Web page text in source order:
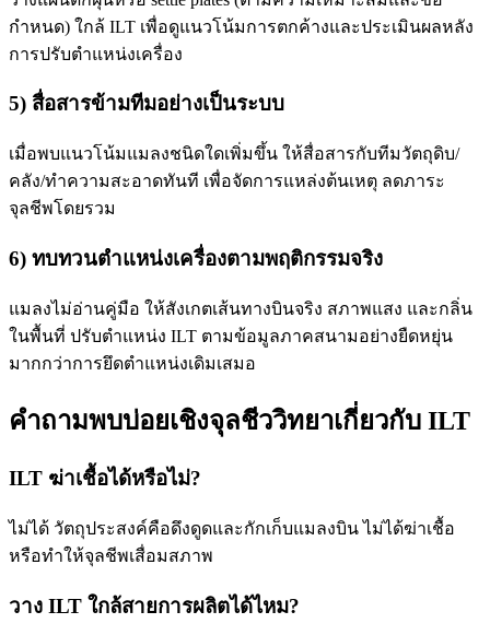
กำหนด) ใกล้ ILT เพื่อดูแนวโน้มการตกค้างและประเมินผลหลัง
การปรับตำแหน่งเครื่อง
5) สื่อสารข้ามทีมอย่างเป็นระบบ
เมื่อพบแนวโน้มแมลงชนิดใดเพิ่มขึ้น ให้สื่อสารกับทีมวัตถุดิบ/
คลัง/ทำความสะอาดทันที เพื่อจัดการแหล่งต้นเหตุ ลดภาระ
จุลชีพโดยรวม
6) ทบทวนตำแหน่งเครื่องตามพฤติกรรมจริง
แมลงไม่อ่านคู่มือ ให้สังเกตเส้นทางบินจริง สภาพแสง และกลิ่น
ในพื้นที่ ปรับตำแหน่ง ILT ตามข้อมูลภาคสนามอย่างยืดหยุ่น
มากกว่าการยึดตำแหน่งเดิมเสมอ
คำถามพบบ่อยเชิงจุลชีววิทยาเกี่ยวกับ ILT
ILT ฆ่าเชื้อได้หรือไม่?
ไม่ได้ วัตถุประสงค์คือดึงดูดและกักเก็บแมลงบิน ไม่ได้ฆ่าเชื้อ
หรือทำให้จุลชีพเสื่อมสภาพ
วาง ILT ใกล้สายการผลิตได้ไหม?